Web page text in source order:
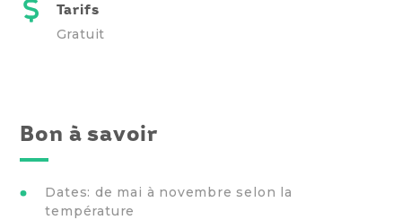
Tarifs
Gratuit
Bon à savoir
Dates: de mai à novembre selon la
température